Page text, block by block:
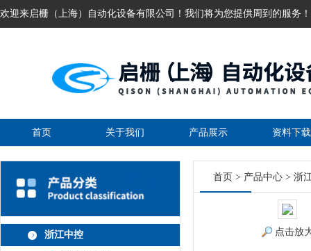
欢迎来启栅（上海）自动化设备有限公司！我们将为您提供周到的服务！
首页 关于我们 产品展示 资料下载
浙江中控
首页 > 产品中心 > 浙
点击放